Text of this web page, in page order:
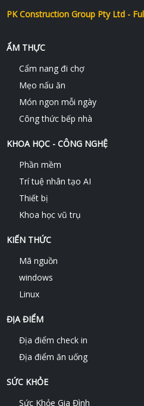
PK Construction Group Pty Ltd -
ẨM THỰC
Cẩm nang đi chợ
Mẹo nấu ăn
Món ngon mỗi ngày
Công thức bếp nhà
KHOA HỌC - CÔNG NGHỆ
Phần mềm
Trí tuệ nhân tạo AI
Thiết bị
Khoa học vũ trụ
KIẾN THỨC
Mã nguồn
windows
Linux
ĐỊA ĐIỂM
Địa điểm check in
Địa điểm ăn uống
SỨC KHỎE
Sức Khỏe Gia Đình